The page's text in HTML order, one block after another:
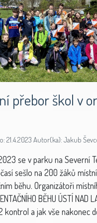
přebor škol v
21.4.2023 Autor(ka): Jakub
se v parku na Severní
sešlo na 200 žáků
běhu. Organizátoři
BĚHU ÚSTÍ NAD
kontrol a jak vše nakonec